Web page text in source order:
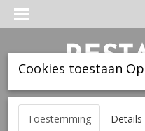
Inloggen Registreren
Cookies toestaan
Toestemming Details